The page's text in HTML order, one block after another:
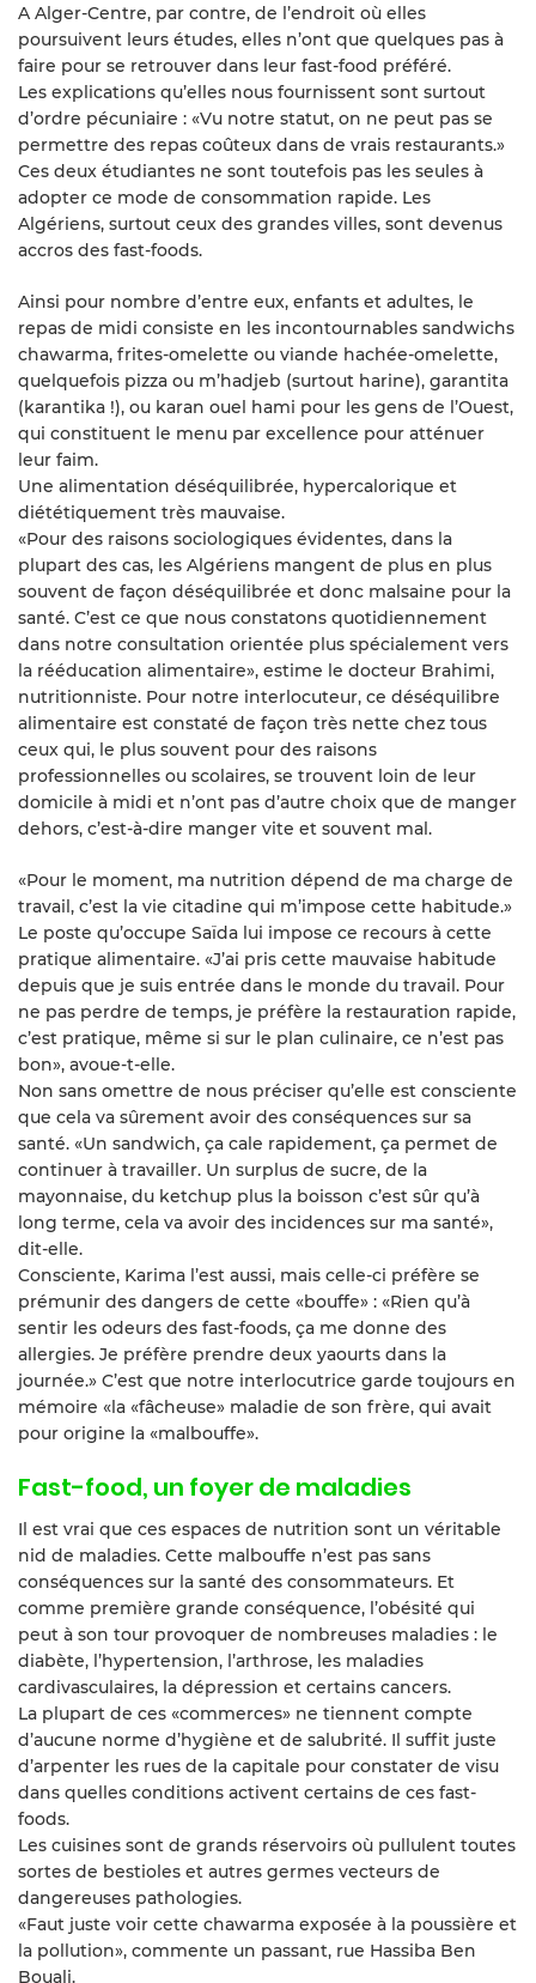
A Alger-Centre, par contre, de l’endroit où elles
poursuivent leurs études, elles n’ont que quelques pas à
faire pour se retrouver dans leur fast-food préféré.
Les explications qu’elles nous fournissent sont surtout
d’ordre pécuniaire : «Vu notre statut, on ne peut pas se
permettre des repas coûteux dans de vrais restaurants.»
Ces deux étudiantes ne sont toutefois pas les seules à
adopter ce mode de consommation rapide. Les
Algériens, surtout ceux des grandes villes, sont devenus
accros des fast-foods.
Ainsi pour nombre d’entre eux, enfants et adultes, le
repas de midi consiste en les incontournables sandwichs
chawarma, frites-omelette ou viande hachée-omelette,
quelquefois pizza ou m’hadjeb (surtout harine), garantita
(karantika !), ou karan ouel hami pour les gens de l’Ouest,
qui constituent le menu par excellence pour atténuer
leur faim.
Une alimentation déséquilibrée, hypercalorique et
diététiquement très mauvaise.
«Pour des raisons sociologiques évidentes, dans la
plupart des cas, les Algériens mangent de plus en plus
souvent de façon déséquilibrée et donc malsaine pour la
santé. C’est ce que nous constatons quotidiennement
dans notre consultation orientée plus spécialement vers
la rééducation alimentaire», estime le docteur Brahimi,
nutritionniste. Pour notre interlocuteur, ce déséquilibre
alimentaire est constaté de façon très nette chez tous
ceux qui, le plus souvent pour des raisons
professionnelles ou scolaires, se trouvent loin de leur
domicile à midi et n’ont pas d’autre choix que de manger
dehors, c’est-à-dire manger vite et souvent mal.
«Pour le moment, ma nutrition dépend de ma charge de
travail, c’est la vie citadine qui m’impose cette habitude.»
Le poste qu’occupe Saïda lui impose ce recours à cette
pratique alimentaire. «J’ai pris cette mauvaise habitude
depuis que je suis entrée dans le monde du travail. Pour
ne pas perdre de temps, je préfère la restauration rapide,
c’est pratique, même si sur le plan culinaire, ce n’est pas
bon», avoue-t-elle.
Non sans omettre de nous préciser qu’elle est consciente
que cela va sûrement avoir des conséquences sur sa
santé. «Un sandwich, ça cale rapidement, ça permet de
continuer à travailler. Un surplus de sucre, de la
mayonnaise, du ketchup plus la boisson c’est sûr qu’à
long terme, cela va avoir des incidences sur ma santé»,
dit-elle.
Consciente, Karima l’est aussi, mais celle-ci préfère se
prémunir des dangers de cette «bouffe» : «Rien qu’à
sentir les odeurs des fast-foods, ça me donne des
allergies. Je préfère prendre deux yaourts dans la
journée.» C’est que notre interlocutrice garde toujours en
mémoire «la «fâcheuse» maladie de son frère, qui avait
pour origine la «malbouffe».
Fast-food, un foyer de maladies
Il est vrai que ces espaces de nutrition sont un véritable
nid de maladies. Cette malbouffe n’est pas sans
conséquences sur la santé des consommateurs. Et
comme première grande conséquence, l’obésité qui
peut à son tour provoquer de nombreuses maladies : le
diabète, l’hypertension, l’arthrose, les maladies
cardivasculaires, la dépression et certains cancers.
La plupart de ces «commerces» ne tiennent compte
d’aucune norme d’hygiène et de salubrité. Il suffit juste
d’arpenter les rues de la capitale pour constater de visu
dans quelles conditions activent certains de ces fast-
foods.
Les cuisines sont de grands réservoirs où pullulent toutes
sortes de bestioles et autres germes vecteurs de
dangereuses pathologies.
«Faut juste voir cette chawarma exposée à la poussière et
la pollution», commente un passant, rue Hassiba Ben
Bouali.